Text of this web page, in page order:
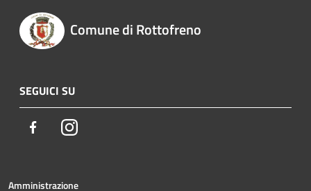
Comune di Rottofreno
SEGUICI SU
FacebookInstagram
Amministrazione